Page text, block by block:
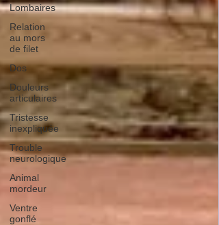
Lombaires
Relation
au mors
de filet
Dos
Douleurs
articulaires
Tristesse
inexpliquée
Trouble
neurologique
Animal
mordeur
Ventre
gonflé